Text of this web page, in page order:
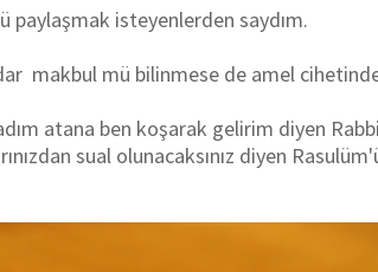
paylaşmak isteyenlerden saydım.
makbul mü bilinmese de amel
atana ben koşarak gelirim diyen
sual olunacaksınız diyen